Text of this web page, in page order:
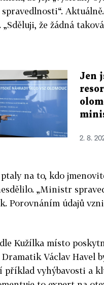
že žádná
Jen
2. 8.
ptaly na to, kdo
„Ministr
Porovnáním údajů
Kužílka místo
Václav Havel
příklad vyhýbavosti a